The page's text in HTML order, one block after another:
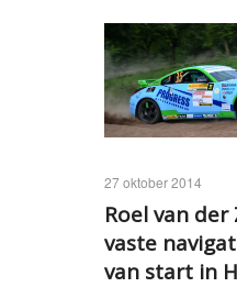
27 oktober 2014
Roel van
vaste
van start in